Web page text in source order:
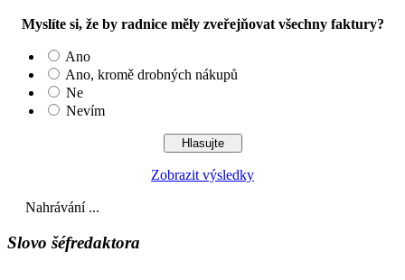
Myslíte si, že by radnice měly zveřejňovat všechny faktury?
Ano
Ano, kromě drobných nákupů
Ne
Nevím
Zobrazit výsledky
Nahrávání ...
Slovo šéfredaktora